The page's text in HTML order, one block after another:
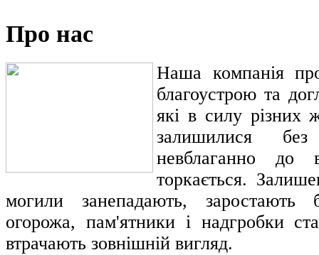
Про нас
Наша компанія
благоустрою та
які в силу різних
залишилися
невблаганно до
торкається.
могили занепадають, заростають
огорожа, пам'ятники і надгробки
втрачають зовнішній вигляд.